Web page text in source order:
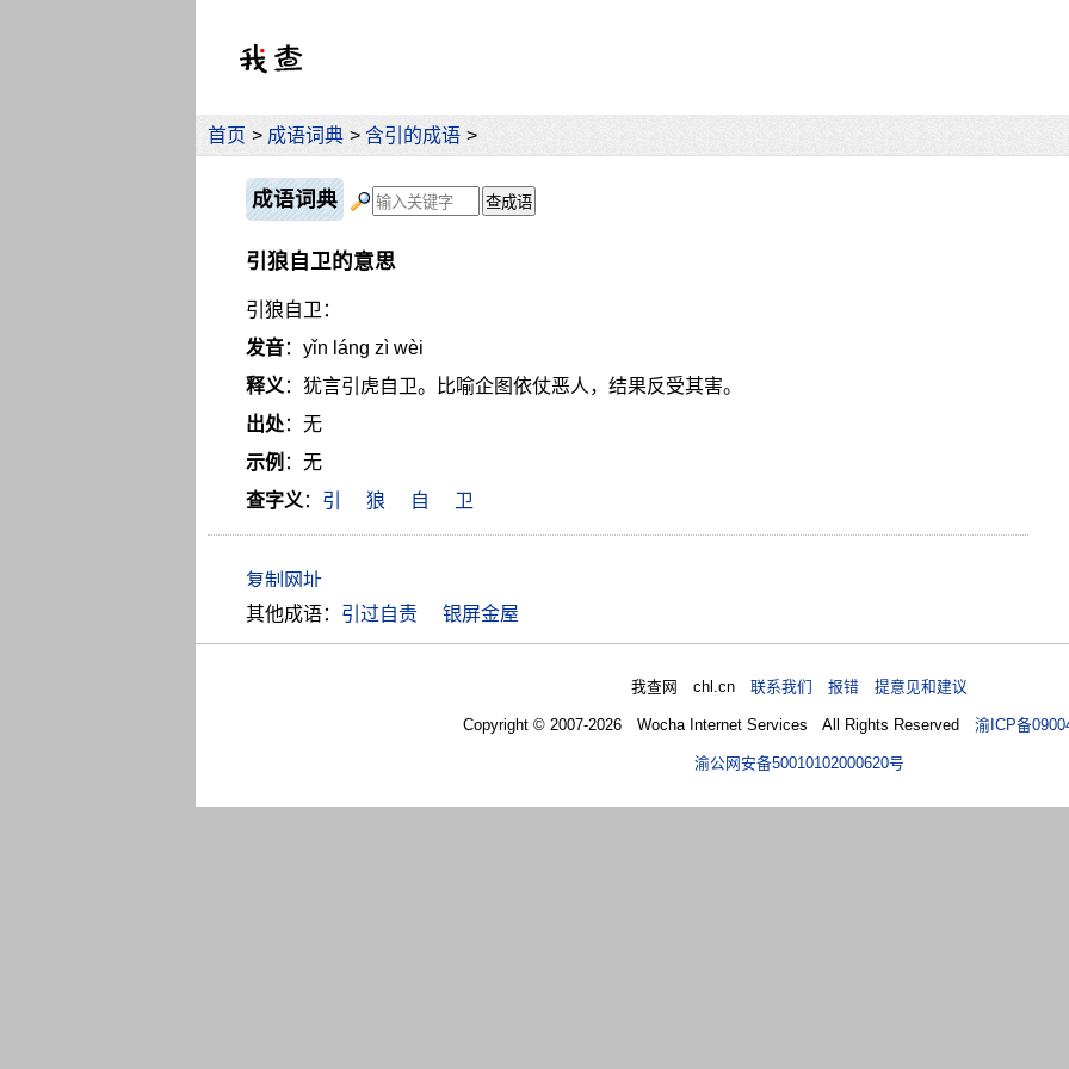
首页 > 成语词典 > 含引的成语 >
成语词典
引狼自卫的意思
引狼自卫：
发音：yǐn láng zì wèi
释义：犹言引虎自卫。比喻企图依仗恶人，结果反受其害。
出处：无
示例 ：无
查字义： 引 狼 自 卫
其他成语： 引过自责 银屏金屋
我查网 chl.cn联系我们 报错 提意见和建议
Copyright © 2007-2026 Wocha Internet Services All Rights Reserved渝ICP备
渝公网安备50010102000620号